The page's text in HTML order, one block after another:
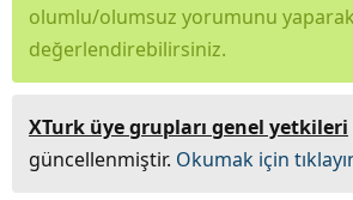
olumlu/olumsuz yorumunu yaparak
değerlendirebilirsiniz.
XTurk üye grupları genel yetkileri
güncellenmiştir. Okumak için